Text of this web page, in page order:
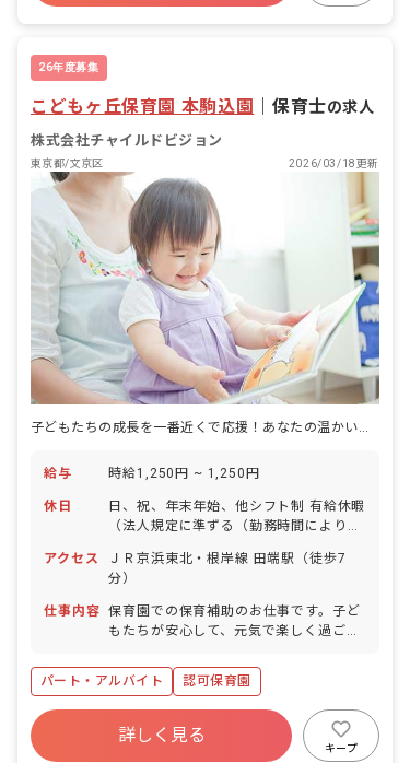
26年度募集
こどもヶ丘保育園 本駒込園 保育士の求人
株式会社チャイルドビジョン
東京都/文京区 2026/03/18更新
子どもたちの成長を一番近くで応援！あなたの温かい心で、未来を育むお仕事です。
給与 時給1,250円 ~ 1,250円
休日
日、祝、年末年始、他シフト制 有給休暇
（法人規定に準ずる（勤務時間により変
アクセス
ＪＲ京浜東北・根岸線 田端駅（徒歩7
分）
仕事内容 保育園での保育補助のお仕事です。子ど
もたちが安心して、元気で楽しく過ごせ
園を共に作っていきましょう!
パート・アルバイト 認可保育園
詳しく見る
キープ